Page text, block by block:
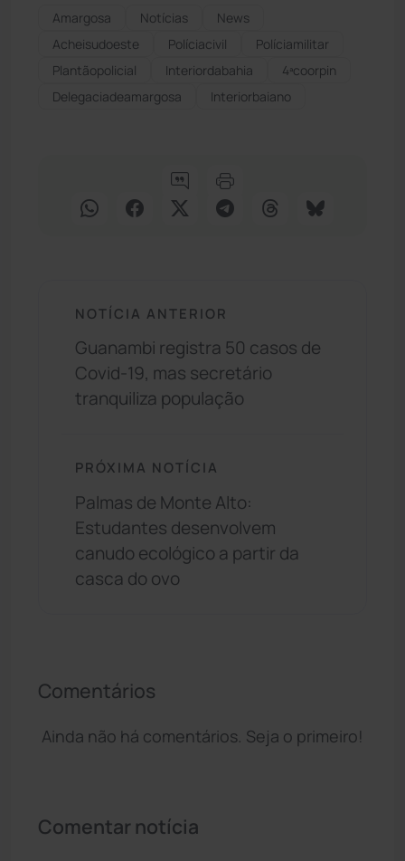
Amargosa Notícias
News
Acheisudoeste
Políciacivil
Políciamilitar
Plantãopolicial
Interiordabahia
4ªcoorpin
Delegaciadeamargosa
Interiorbaiano
NOTÍCIA ANTERIOR
Guanambi registra 50 casos de
Covid-19, mas secretário
tranquiliza população
PRÓXIMA NOTÍCIA
Palmas de Monte Alto:
Estudantes desenvolvem
canudo ecológico a partir da
casca do ovo
Comentários
Ainda não há comentários. Seja o primeiro!
Comentar notícia